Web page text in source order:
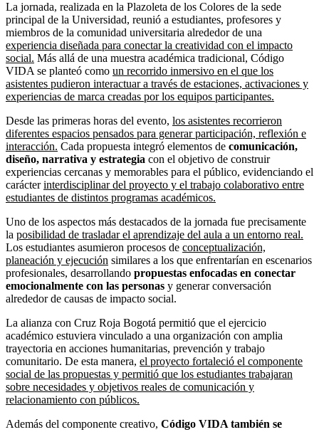
La jornada, realizada en la Plazoleta de los Colores de la sede
principal de la Universidad, reunió a estudiantes, profesores y
miembros de la comunidad universitaria alrededor de una
experiencia diseñada para conectar la creatividad con el impacto
social. Más allá de una muestra académica tradicional, Código
VIDA se planteó como un recorrido inmersivo en el que los
asistentes pudieron interactuar a través de estaciones, activaciones y
experiencias de marca creadas por los equipos participantes.
Desde las primeras horas del evento, los asistentes recorrieron
diferentes espacios pensados para generar participación, reflexión e
interacción. Cada propuesta integró elementos de comunicación,
diseño, narrativa y estrategia con el objetivo de construir
experiencias cercanas y memorables para el público, evidenciando el
carácterinterdisciplinar del proyecto y el trabajo colaborativo entre
estudiantes de distintos programas académicos.
Uno de los aspectos más destacados de la jornada fue precisamente
la posibilidad de trasladar el aprendizaje del aula a un entorno real.
Los estudiantes asumieron procesos de conceptualización,
planeación y ejecución similares a los que enfrentarían en escenarios
profesionales, desarrollando propuestas enfocadas en conectar
emocionalmente con las personas y generar conversación
alrededor de causas de impacto social.
La alianza con Cruz Roja Bogotá permitió que el ejercicio
académico estuviera vinculado a una organización con amplia
trayectoria en acciones humanitarias, prevención y trabajo
comunitario. De esta manera, el proyecto fortaleció el componente
social de las propuestas y permitió que los estudiantes trabajaran
sobre necesidades y objetivos reales de comunicación y
relacionamiento con públicos.
Además del componente creativo, Código VIDA también se